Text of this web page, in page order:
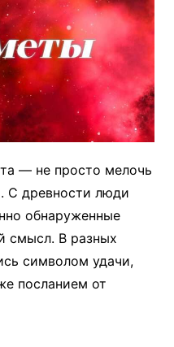
— не просто мелочь
С древности люди
обнаруженные
смысл. В разных
символом удачи,
посланием от